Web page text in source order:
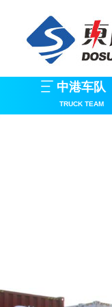
中港车队
TRUCK TEAM